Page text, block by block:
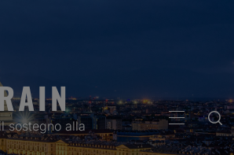
sostegno alla
PRIMARY
MENU